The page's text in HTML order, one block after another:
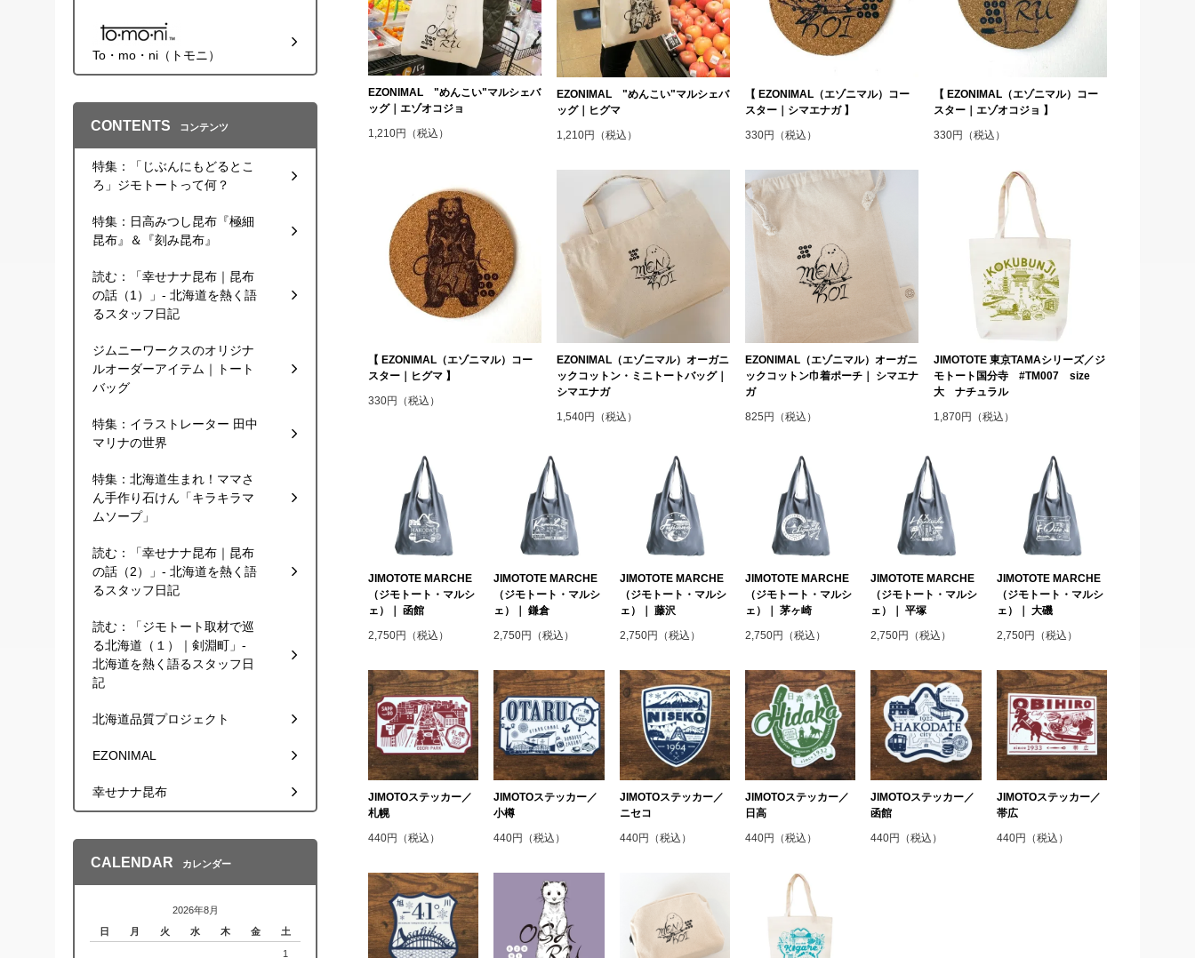
EZONIMAL "めんこい"マルシェバ
ッグ｜エゾオコジョ
1,210円（税込）
EZONIMAL "めんこい"マルシェバ
ッグ｜ヒグマ
1,210円（税込）
【 EZONIMAL（エゾニマル）コー
スター｜シマエナガ 】
330円（税込）
【 EZONIMAL（エゾニマル）コー
スター｜エゾオコジョ 】
330円（税込）
【 EZONIMAL（エゾニマル）コー
スター｜ヒグマ 】
330円（税込）
EZONIMAL（エゾニマル）オーガニ
ックコットン・ミニトートバッグ｜
シマエナガ
1,540円（税込）
EZONIMAL（エゾニマル）オーガニ
ックコットン巾着ポーチ｜ シマエナ
ガ
825円（税込）
JIMOTOTE 東京TAMAシリーズ／ジ
モトート国分寺 #TM007 size
大 ナチュラル
1,870円（税込）
JIMOTOTE MARCHE
（ジモトート・マルシ
ェ）｜ 函館
2,750円（税込）
JIMOTOTE MARCHE
（ジモトート・マルシ
ェ）｜ 鎌倉
2,750円（税込）
JIMOTOTE MARCHE
（ジモトート・マルシ
ェ）｜ 藤沢
2,750円（税込）
JIMOTOTE MARCHE
（ジモトート・マルシ
ェ）｜ 茅ヶ崎
2,750円（税込）
JIMOTOTE MARCHE
（ジモトート・マルシ
ェ）｜ 平塚
2,750円（税込）
JIMOTOTE MARCHE
（ジモトート・マルシ
ェ）｜ 大磯
2,750円（税込）
JIMOTOステッカー／
札幌
440円（税込）
JIMOTOステッカー／
小樽
440円（税込）
JIMOTOステッカー／
ニセコ
440円（税込）
JIMOTOステッカー／
日高
440円（税込）
JIMOTOステッカー／
函館
440円（税込）
JIMOTOステッカー／
帯広
440円（税込）
To・mo・ni（トモニ）
CONTENTS コンテンツ
特集：「じぶんにもどるとこ
ろ」ジモトートって何？
特集：日高みつし昆布『極細
昆布』＆『刻み昆布』
読む：「幸せナナ昆布｜昆布
の話（1）」- 北海道を熱く語
るスタッフ日記
ジムニーワークスのオリジナ
ルオーダーアイテム｜トート
バッグ
特集：イラストレーター 田中
マリナの世界
特集：北海道生まれ！ママさ
ん手作り石けん「キラキラマ
ムソープ」
読む：「幸せナナ昆布｜昆布
の話（2）」- 北海道を熱く語
るスタッフ日記
読む：「ジモトート取材で巡
る北海道（１）｜剣淵町」-
北海道を熱く語るスタッフ日
記
北海道品質プロジェクト
EZONIMAL
幸せナナ昆布
CALENDAR カレンダー
2026年8月
日
月 火 水 木 金 土
1